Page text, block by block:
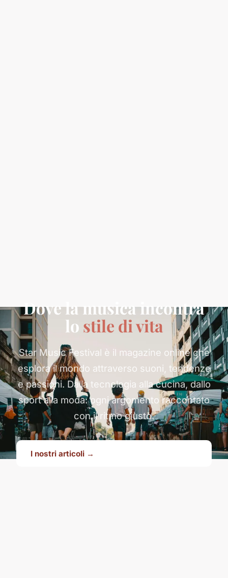
Dove la musica incontra
lo stile di vita
Star Music Festival è il magazine online che
esplora il mondo attraverso suoni, tendenze
e passioni. Dalla tecnologia alla cucina, dallo
sport alla moda: ogni argomento raccontato
con il ritmo giusto.
I nostri articoli →